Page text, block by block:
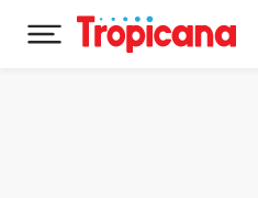
Desplegar menú principal